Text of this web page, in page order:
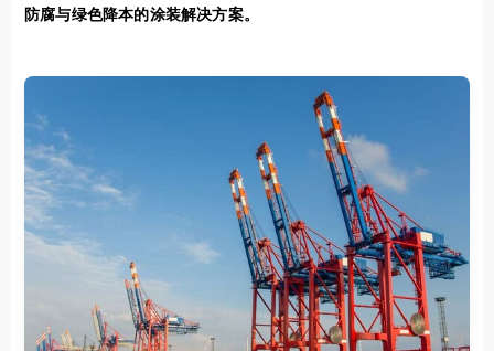
防腐与绿色降本的涂装解决方案。